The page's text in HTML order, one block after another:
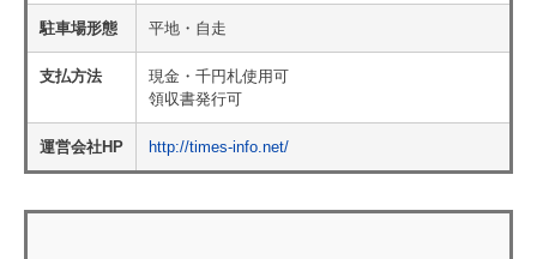
駐車場形態 平地・自走
支払方法
現金・千円札使用可
領収書発行可
運営会社HP http://times-info.net/